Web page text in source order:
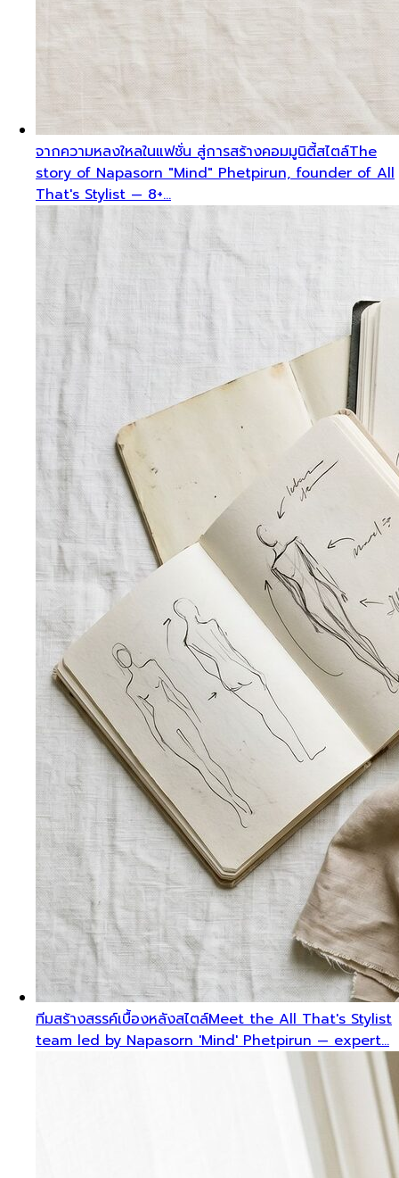
จากความหลงใหลในแฟชั่น สู่การสร้างคอมมูนิตี้สไตล์The
story of Napasorn "Mind" Phetpirun, founder of All
That's Stylist — 8+…
ทีมสร้างสรรค์เบื้องหลังสไตล์Meet the All That's Stylist
team led by Napasorn 'Mind' Phetpirun — expert…